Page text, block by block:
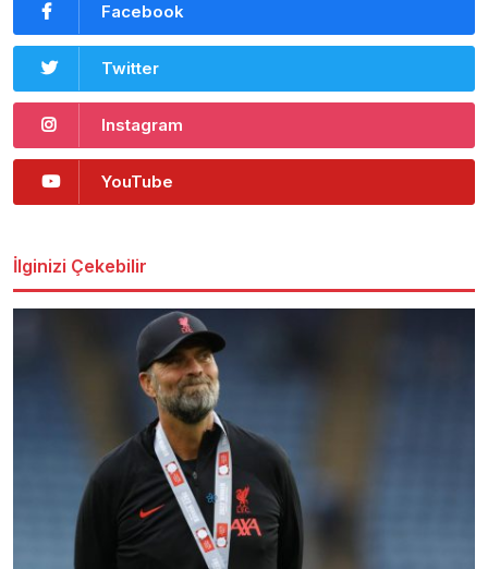
Facebook
Twitter
Instagram
YouTube
İlginizi Çekebilir